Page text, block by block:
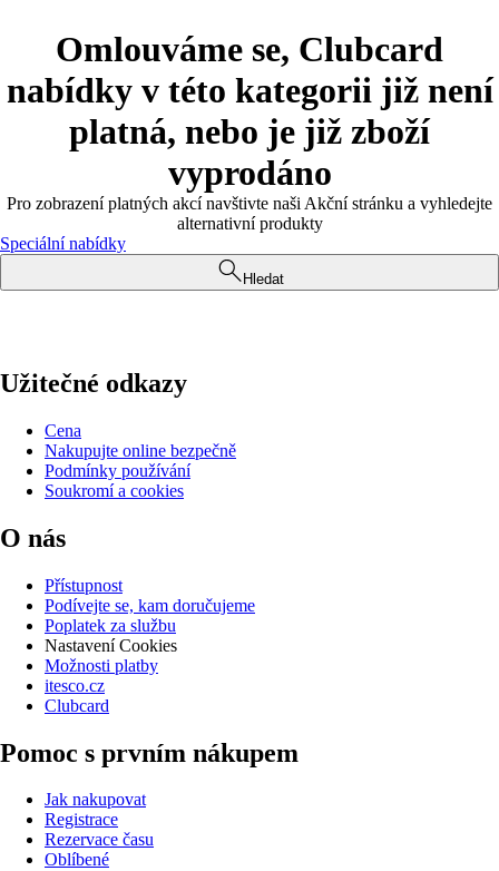
Omlouváme se, Clubcard
nabídky v této kategorii již není
platná, nebo je již zboží
vyprodáno
Pro zobrazení platných akcí navštivte naši Akční stránku a vyhledejte
alternativní produkty
Speciální nabídky
Hledat
Užitečné odkazy
Cena
Nakupujte online bezpečně
Podmínky používání
Soukromí a cookies
O nás
Přístupnost
Podívejte se, kam doručujeme
Poplatek za službu
Nastavení Cookies
Možnosti platby
itesco.cz
Clubcard
Pomoc s prvním nákupem
Jak nakupovat
Registrace
Rezervace času
Oblíbené